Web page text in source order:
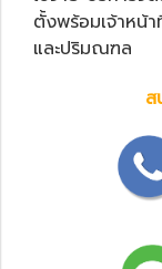
ตั้งพร้อมเจ้าหน้า
และปริมณฑล
ส